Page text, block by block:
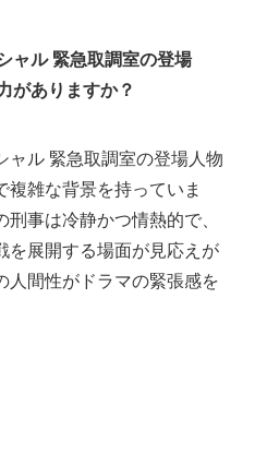
ャル 緊急取調室の登場
がありますか？
ャル 緊急取調室の登場人物
複雑な背景を持っていま
刑事は冷静かつ情熱的で、
を展開する場面が見応えが
人間性がドラマの緊張感を